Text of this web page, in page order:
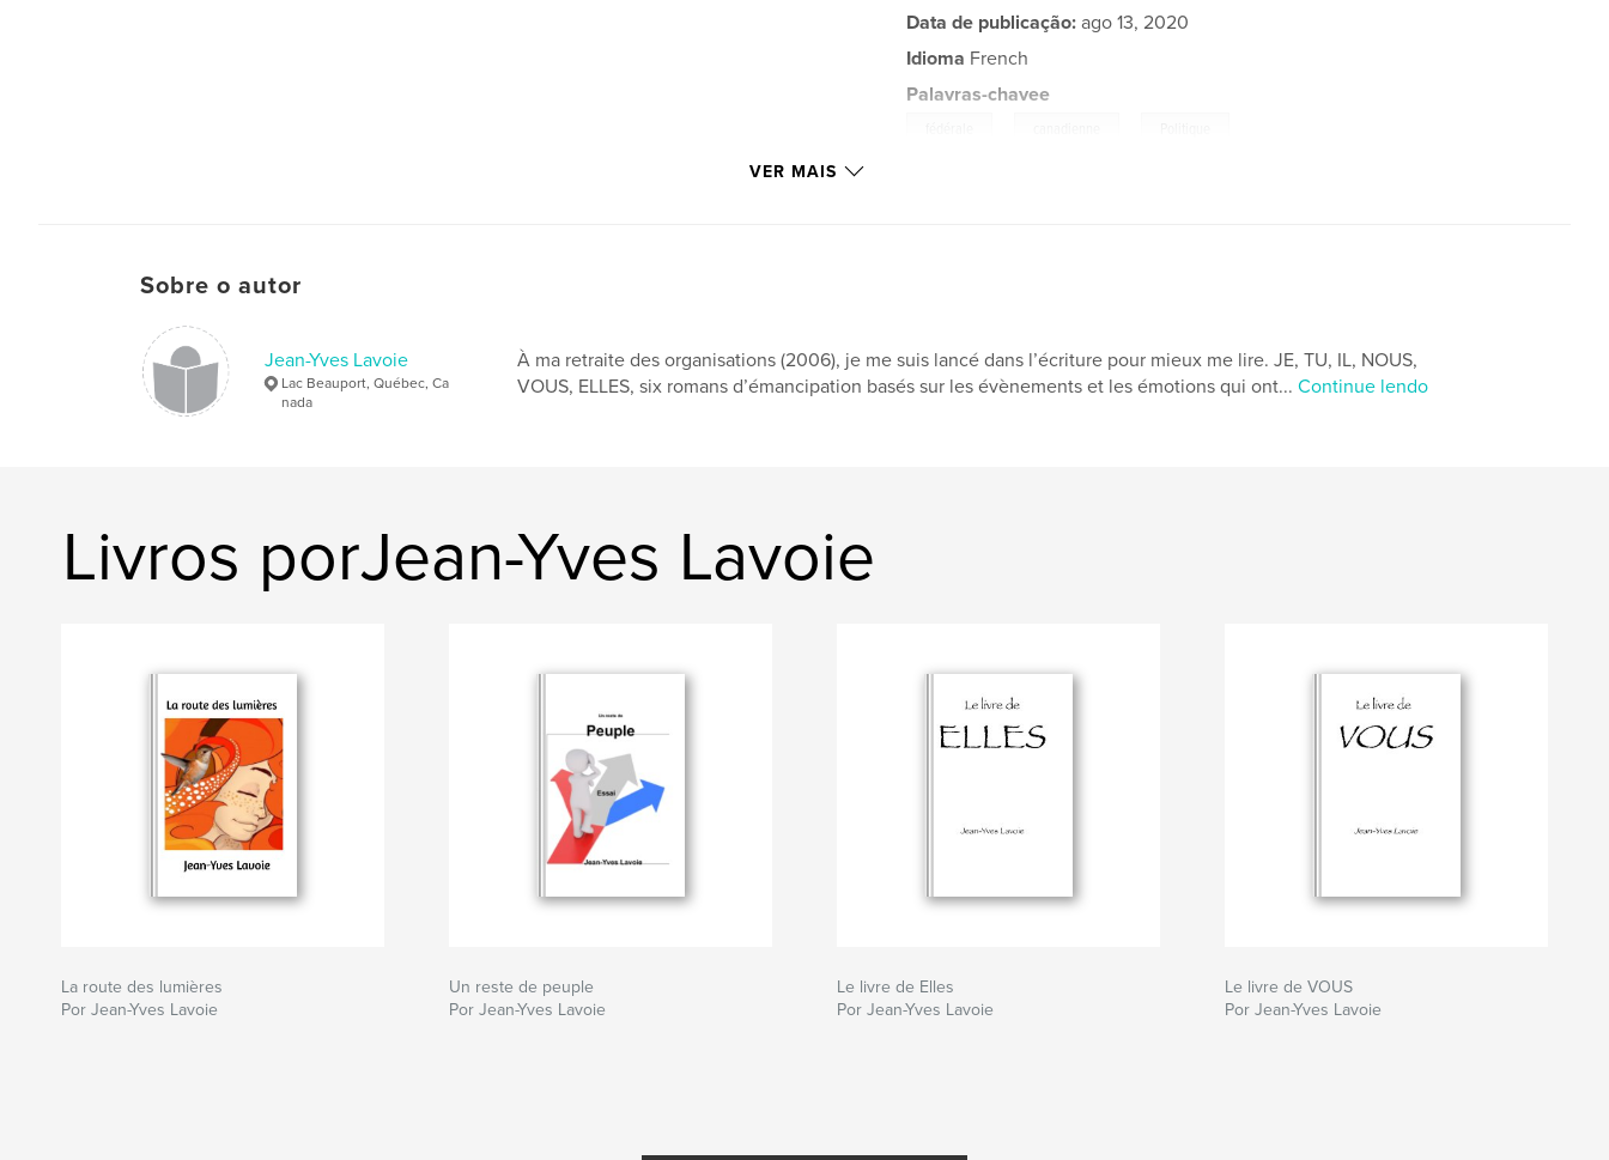
Data de publicação: ago 13, 2020
Idioma French
Palavras-chavee
VER MAIS
Sobre o autor
Jean-Yves Lavoie
Lac Beauport, Québec, Ca
nada
À ma retraite des organisations (2006), je me suis lancé dans l’écriture pour mieux me lire. JE, TU, IL, NOUS,
VOUS, ELLES, six romans d’émancipation basés sur les évènements et les émotions qui ont... Continue lendo
Livros porJean-Yves Lavoie
La route des lumières
Por Jean-Yves Lavoie
Un reste de peuple
Por Jean-Yves Lavoie
Le livre de Elles
Por Jean-Yves Lavoie
Le livre de VOUS
Por Jean-Yves Lavoie